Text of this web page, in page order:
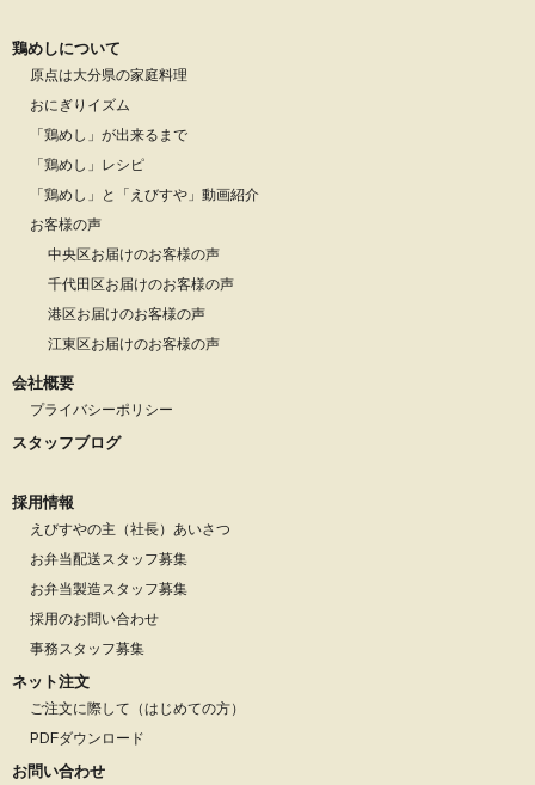
鶏めしについて
原点は大分県の家庭料理
おにぎりイズム
「鶏めし」が出来るまで
「鶏めし」レシピ
「鶏めし」と「えびすや」動画紹介
お客様の声
中央区お届けのお客様の声
千代田区お届けのお客様の声
港区お届けのお客様の声
江東区お届けのお客様の声
会社概要
プライバシーポリシー
スタッフブログ
採用情報
えびすやの主（社長）あいさつ
お弁当配送スタッフ募集
お弁当製造スタッフ募集
採用のお問い合わせ
事務スタッフ募集
ネット注文
ご注文に際して（はじめての方）
PDFダウンロード
お問い合わせ